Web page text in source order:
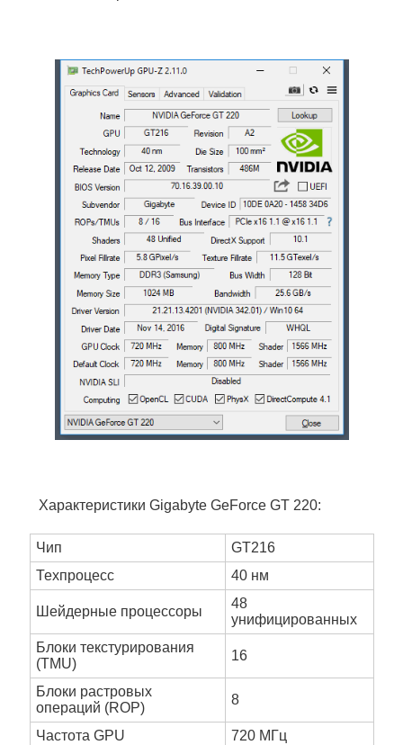
Характеристики Gigabyte GeForce GT 220:
Чип
GT216
Техпроцесс
40 нм
Шейдерные процессоры
48
унифицированных
Блоки текстурирования
(TMU)
16
Блоки растровых
операций (ROP)
8
Частота GPU 720 МГц